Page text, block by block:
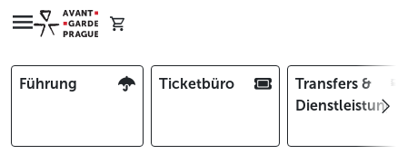
Führung Ticketbüro
Transfers &